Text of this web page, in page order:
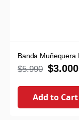
Banda Muñequera
$5.990 $3.000
Add to Cart